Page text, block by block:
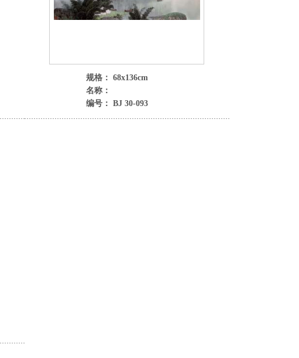
规格： 68x136cm
名称：
编号： BJ 30-093